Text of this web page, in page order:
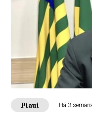
Piauí Há 3